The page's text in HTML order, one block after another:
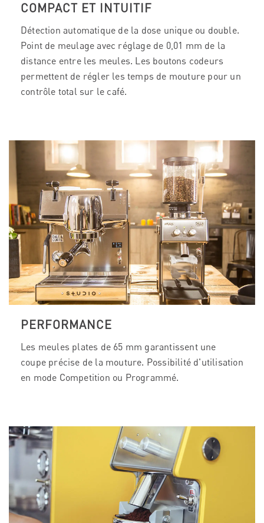
COMPACT ET INTUITIF
Détection automatique de la dose unique ou double.
Point de meulage avec réglage de 0,01 mm de la
distance entre les meules. Les boutons codeurs
permettent de régler les temps de mouture pour un
contrôle total sur le café.
PERFORMANCE
Les meules plates de 65 mm garantissent une
coupe précise de la mouture. Possibilité d'utilisation
en mode Competition ou Programmé.